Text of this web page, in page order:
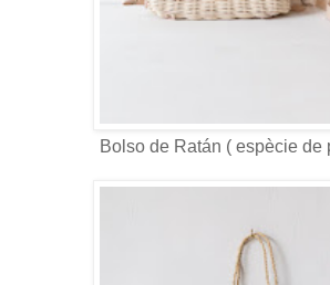
Bolso de Ratán ( espècie de